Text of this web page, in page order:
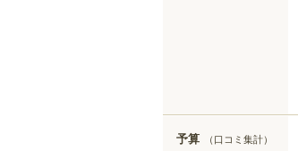
予算 （口コミ集計）